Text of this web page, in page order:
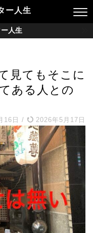
ー人生
人生
見てもそこに
ある人との
16日 / 2026年5月17日